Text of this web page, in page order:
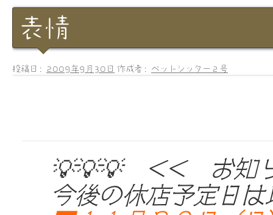
表情
投稿日: 2009年9月30日 作成者: ペットシッター２号
💡💡💡 << お知
今後の休店予定日